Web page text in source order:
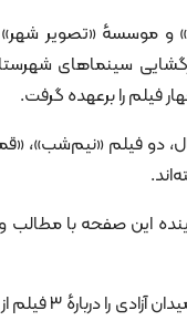
و موسسهٔ «تصویر
سینماهای
فیلم را برعهده گرفت.
دو فیلم «نیم‌شب»،
چهار نقد مکتوب و